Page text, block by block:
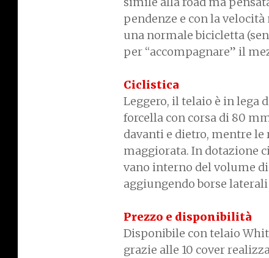
pendenze e con la
una normale bicicletta
per “accompagnare” il
Ciclistica
Leggero, il telaio è in lega
forcella con corsa di 80
davanti e dietro, mentre le
maggiorata. In dotazione
vano interno del volume
aggiungendo borse
Prezzo e disponibilità
Disponibile con telaio
grazie alle 10 cover